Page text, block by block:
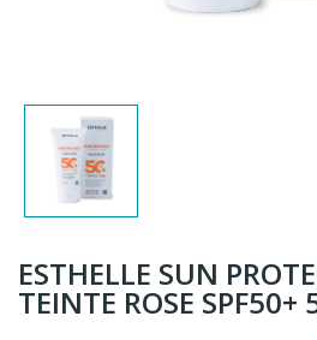
ESTHELLE SUN
TEINTE ROSE SPF50+